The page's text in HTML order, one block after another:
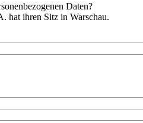
Daten?
ihren Sitz in Warschau.